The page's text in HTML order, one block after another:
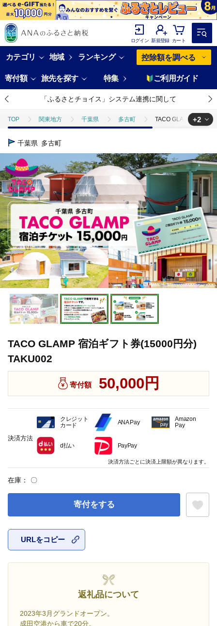
ログイン 新規登録 カート
カテゴリ 地域 ランキング 控除額を調べる
寄付額 旅先を探す 特集 ご利用ガイド
「ふるさとチョイス」システム連携に関して
TOP 関東地方 千葉県 多古町 TACO GLAMP 宿泊ギ
TOP
宿泊券 TACO GLAMP 宿泊ギフト
+2
千葉県 多古町
TACO GLAMP 宿泊ギフト券(15000円分)
TAKU002
寄付額 50,000円
在庫： 〇
寄付をする
URLをコピー
返礼品について
2023年3月グランドオープン。
成田空港から車で20分。
決済方法
クレジット
カード
ANA Pay
Amazon
Pay
d払い PayPay
決済方法ごとに決済上限額が異なります。